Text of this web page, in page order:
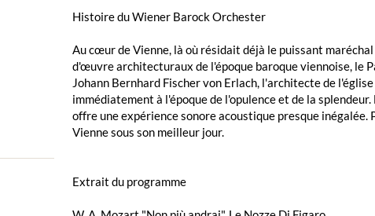
Histoire du Wiener Barock Orchester
Au cœur de Vienne, là où résidait déjà le puissant
d'œuvre architecturaux de l'époque baroque viennoise, le
Johann Bernhard Fischer von Erlach, l'architecte de
immédiatement à l'époque de l'opulence et de la
offre une expérience sonore acoustique presque
Vienne sous son meilleur jour.
Extrait du programme